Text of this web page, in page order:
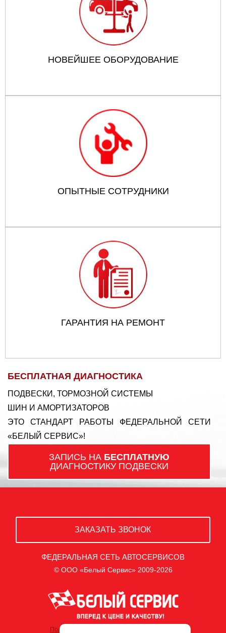
НОВЕЙШЕЕ ОБОРУДОВАНИЕ
ОПЫТНЫЕ СОТРУДНИКИ
ГАРАНТИЯ НА РЕМОНТ
БЕСПЛАТНАЯ ДИАГНОСТИКА
ПОДВЕСКИ, ТОРМОЗНОЙ СИСТЕМЫ
ШИН И АМОРТИЗАТОРОВ
ЭТО СТАНДАРТ РАБОТЫ ФЕДЕРАЛЬНОЙ СЕТИ
«БЕЛЫЙ СЕРВИС»!
ЗАПИСЬ НА БЕСПЛАТНУЮ
ДИАГНОСТИКУ ПОДВЕСКИ
ЗАКАЗАТЬ ЗВОНОК
ФЕДЕРАЛЬНАЯ СЕТЬ АВТОСЕРВИСОВ
© ООО «Белый Сервис» 2009-2026
Политика обработки персональных данных